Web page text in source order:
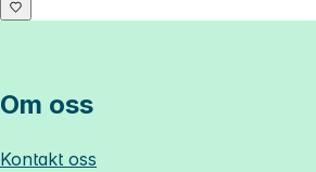
Om oss
Kontakt oss